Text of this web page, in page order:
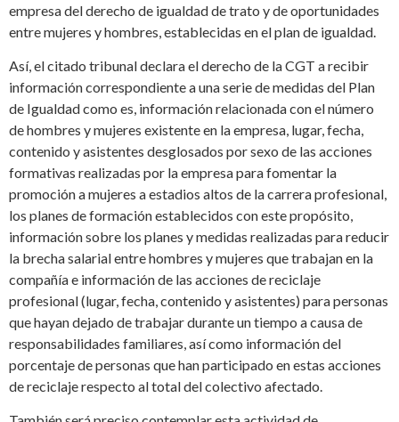
empresa del derecho de igualdad de trato y de oportunidades
entre mujeres y hombres, establecidas en el plan de igualdad.
Así, el citado tribunal declara el derecho de la CGT a recibir
información correspondiente a una serie de medidas del Plan
de Igualdad como es, información relacionada con el número
de hombres y mujeres existente en la empresa, lugar, fecha,
contenido y asistentes desglosados por sexo de las acciones
formativas realizadas por la empresa para fomentar la
promoción a mujeres a estadios altos de la carrera profesional,
los planes de formación establecidos con este propósito,
información sobre los planes y medidas realizadas para reducir
la brecha salarial entre hombres y mujeres que trabajan en la
compañía e información de las acciones de reciclaje
profesional (lugar, fecha, contenido y asistentes) para personas
que hayan dejado de trabajar durante un tiempo a causa de
responsabilidades familiares, así como información del
porcentaje de personas que han participado en estas acciones
de reciclaje respecto al total del colectivo afectado.